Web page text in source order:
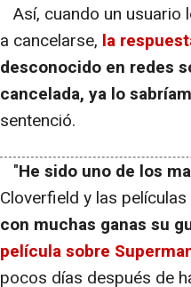
Así, cuando un usuario
a cancelarse, la
desconocido en redes
cancelada, ya lo
sentenció.
"He sido uno de los
Cloverfield y las
con muchas ganas su
película sobre
pocos días después de